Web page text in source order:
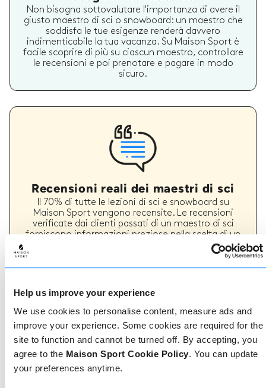
Help us improve your experience
We use cookies to personalise content, measure ads and
improve your experience. Some cookies are required for the
site to function and cannot be turned off. By accepting, you
agree to the Maison Sport Cookie Policy. You can update
your preferences anytime.
Non bisogna sottovalutare l'importanza di avere il
giusto maestro di sci o snowboard: un maestro che
soddisfa le tue esigenze renderà davvero
indimenticabile la tua vacanza. Su Maison Sport è
facile scoprire di più su ciascun maestro, controllare
le recensioni e poi prenotare e pagare in modo
sicuro.
Recensioni reali dei maestri di sci
Il 70% di tutte le lezioni di sci e snowboard su
Maison Sport vengono recensite. Le recensioni
verificate dai clienti passati di un maestro di sci
forniscono informazioni preziose nella scelta di un
maestro. Puoi vedere se un maestro offre
regolarmente un servizio di alta qualità e i tipi di
lezioni di sci o snowboard che ha fornito in passato.
Come prenotare
Prenotare con noi non potrebbe essere più
semplice, il nostro team di esperti è sempre a
disposizione per aiutarvi: prenotate subito online